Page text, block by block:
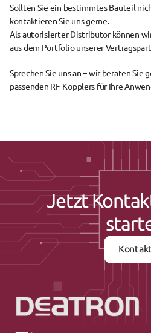
Sollten Sie ein bestimmtes Bauteil
kontaktieren Sie uns gerne.
Als autorisierter Distributor können
aus dem Portfolio unserer
Sprechen Sie uns an – wir beraten Sie
passenden RF-Kopplers für Ihre
Jetzt